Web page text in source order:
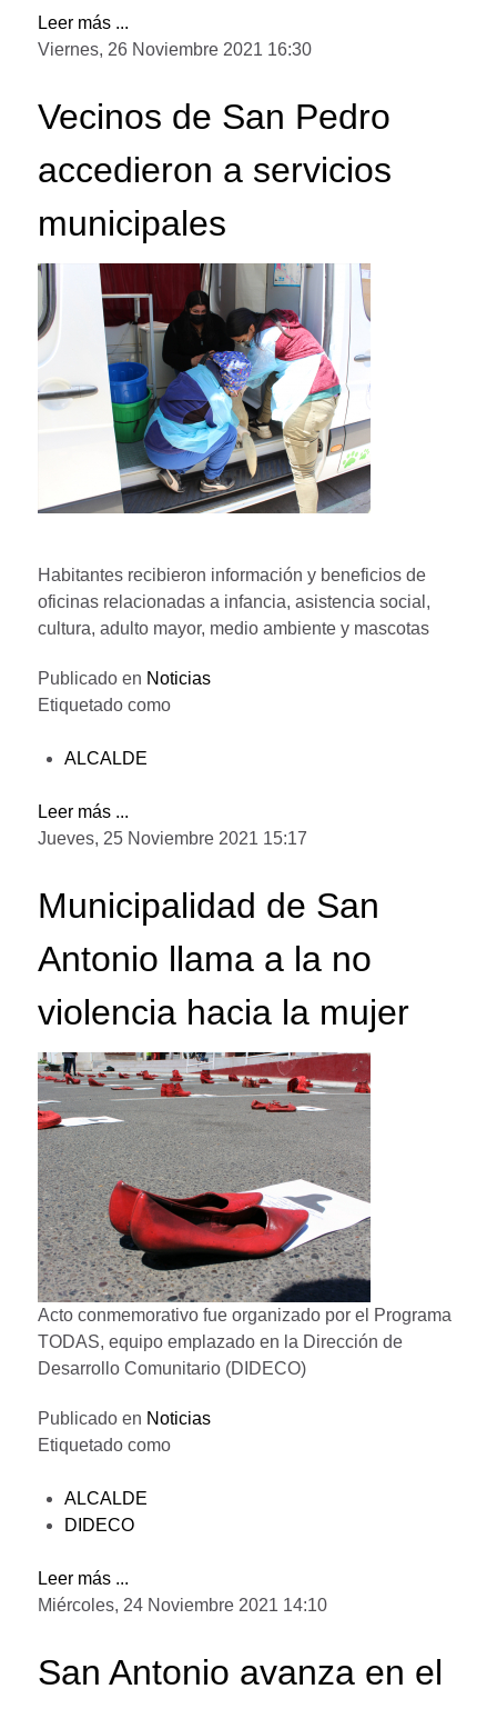
Leer más ...
Viernes, 26 Noviembre 2021 16:30
Vecinos de San Pedro
accedieron a servicios
municipales
Habitantes recibieron información y beneficios de
oficinas relacionadas a infancia, asistencia social,
cultura, adulto mayor, medio ambiente y mascotas
Publicado en Noticias
Etiquetado como
ALCALDE
Leer más ...
Jueves, 25 Noviembre 2021 15:17
Municipalidad de San
Antonio llama a la no
violencia hacia la mujer
Acto conmemorativo fue organizado por el Programa
TODAS, equipo emplazado en la Dirección de
Desarrollo Comunitario (DIDECO)
Publicado en Noticias
Etiquetado como
ALCALDE
DIDECO
Leer más ...
Miércoles, 24 Noviembre 2021 14:10
San Antonio avanza en el